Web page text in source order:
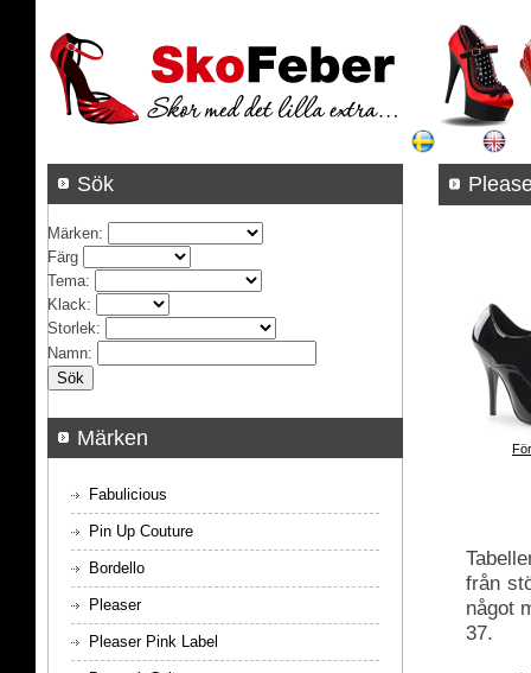
från
något
37.
Sök
Märken:
Färg
Tema:
Klack:
Storlek:
Namn:
Märken
Fabulicious
Pin Up Couture
Bordello
Pleaser
Pleaser Pink Label